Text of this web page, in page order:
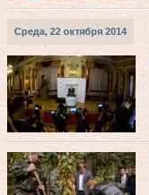
Среда, 22 октября 2014